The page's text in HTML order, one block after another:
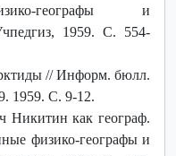
географы и
1959. С. 554-
// Информ. бюлл.
1959. С. 9-12.
Никитин как географ.
физико-географы и